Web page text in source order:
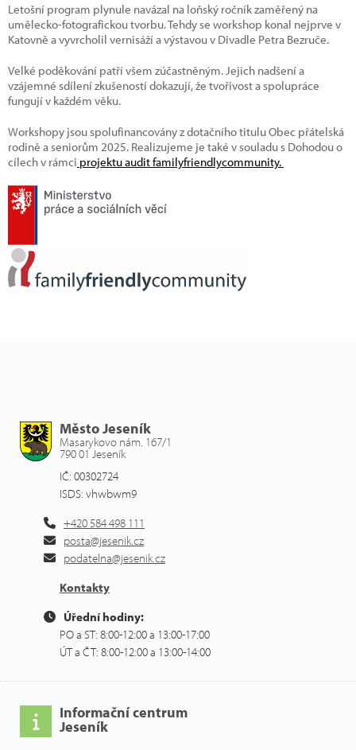
Letošní program plynule navázal na loňský ročník zaměřený na
umělecko-fotografickou tvorbu. Tehdy se workshop konal nejprve v
Katovně a vyvrcholil vernisáží a výstavou v Divadle Petra Bezruče.
Velké poděkování patří všem zúčastněným. Jejich nadšení a
vzájemné sdílení zkušeností dokazují, že tvořivost a spolupráce
fungují v každém věku.
Workshopy jsou spolufinancovány z dotačního titulu Obec přátelská
rodině a seniorům 2025. Realizujeme je také v souladu s Dohodou o
cílech v rámci projektu audit familyfriendlycommunity.
Město Jeseník
Masarykovo nám. 167/1
790 01 Jeseník
IČ: 00302724
ISDS: vhwbwm9
+420 584 498 111
posta@jesenik.cz
podatelna@jesenik.cz
Kontakty
Úřední hodiny:
PO a ST: 8:00-12:00 a 13:00-17:00
ÚT a ČT: 8:00-12:00 a 13:00-14:00
Informační centrum
Jeseník